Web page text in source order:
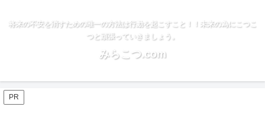
将来の不安を消すための唯一の方法は行動を起こすこと！！未来の為にこつこ
つと頑張っていきましょう。
みらこつ.com
PR